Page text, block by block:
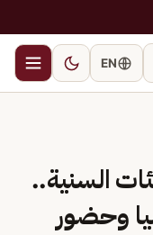
EN
السنية..
وحضور